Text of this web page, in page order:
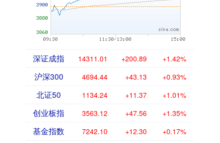
深证成指 14311.01 +200.89 +1.42%
沪深300 4694.44 +43.13 +0.93%
北证50 1134.24 +11.37 +1.01%
创业板指 3563.12 +47.56 +1.35%
基金指数 7242.10 +12.30 +0.17%